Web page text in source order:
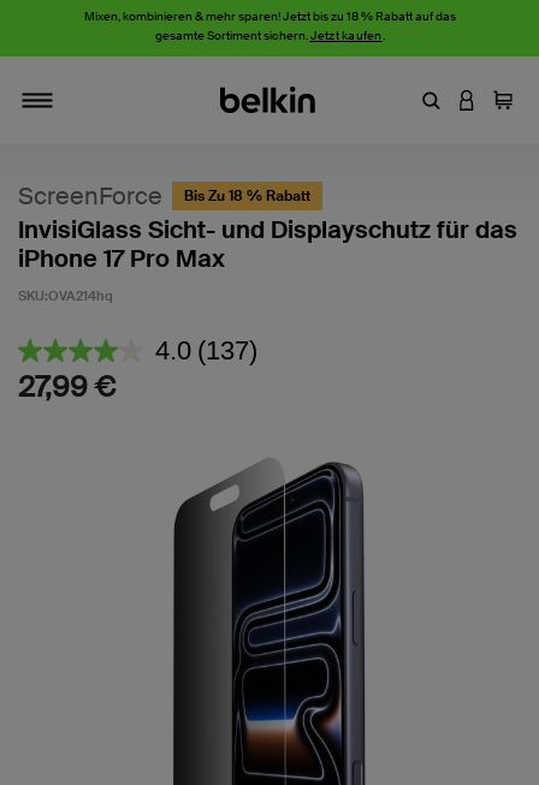
Mixen, kombinieren & mehr sparen! Jetzt bis zu 18 % Rabatt auf das
gesamte Sortiment sichern.Jetzt kaufen.
Stichwort
AN
ScreenForce Bis Zu 18 % Rabatt
InvisiGlass Sicht- und Displayschutz für das
iPhone 17 Pro Max
SKU:OVA214hq
4,9 von 5 Kundenrezension
4.0 137
derselben
Seite.
(137)
27,99 €